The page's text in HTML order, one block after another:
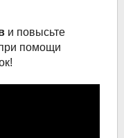
и повысьте
помощи